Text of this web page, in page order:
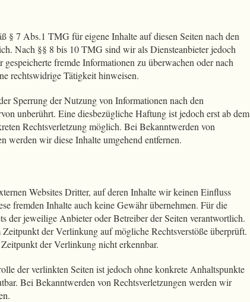
§ 7 Abs.1 TMG für eigene Inhalte auf diesen Seiten nach den
Nach §§ 8 bis 10 TMG sind wir als Diensteanbieter jedoch
fremde Informationen zu überwachen oder nach
rechtswidrige Tätigkeit hinweisen.
Sperrung der Nutzung von Informationen nach den
unberührt. Eine diesbezügliche Haftung ist jedoch erst ab dem
Rechtsverletzung möglich. Bei Bekanntwerden von
werden wir diese Inhalte umgehend entfernen.
Websites Dritter, auf deren Inhalte wir keinen Einfluss
fremden Inhalte auch keine Gewähr übernehmen. Für die
der jeweilige Anbieter oder Betreiber der Seiten verantwortlich.
der Verlinkung auf mögliche Rechtsverstöße überprüft.
der Verlinkung nicht erkennbar.
der verlinkten Seiten ist jedoch ohne konkrete Anhaltspunkte
Bei Bekanntwerden von Rechtsverletzungen werden wir